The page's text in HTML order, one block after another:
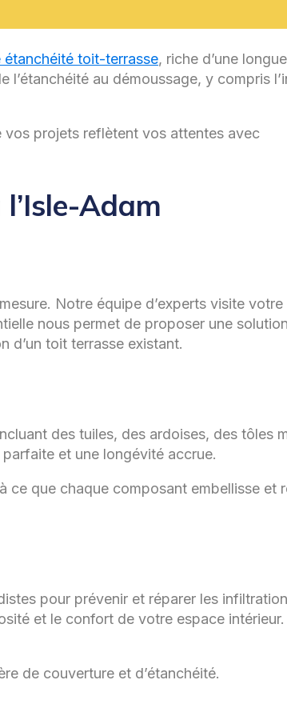
étanchéité toit-terrasse, riche d’une longue
au démoussage, y compris
vos projets reflètent vos attentes avec
Adam
Notre équipe d’experts visite
nous permet de proposer une
d’un toit terrasse existant.
des tuiles, des ardoises, des tôles
et une longévité accrue.
ce que chaque composant embellisse et
pour prévenir et réparer les
et le confort de votre espace
de couverture et d’étanchéité.